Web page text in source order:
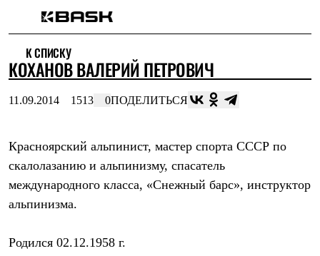
Интернет-магазин
Мужская одежда
Утепленная пухом
Куртки
Брюки
Утепленная синтетикой
Куртки
Штормовая одежда
Куртки
Куртки
К СПИСКУ
КОХАНОВ ВАЛЕРИЙ ПЕТРОВИЧ
11.09.2014 1513 0ПОДЕЛИТЬСЯ
Красноярский альпинист, мастер спорта СССР по
скалолазанию и альпинизму, спасатель
международного класса, «Снежный барс», инструктор
альпинизма.
Родился 02.12.1958 г.